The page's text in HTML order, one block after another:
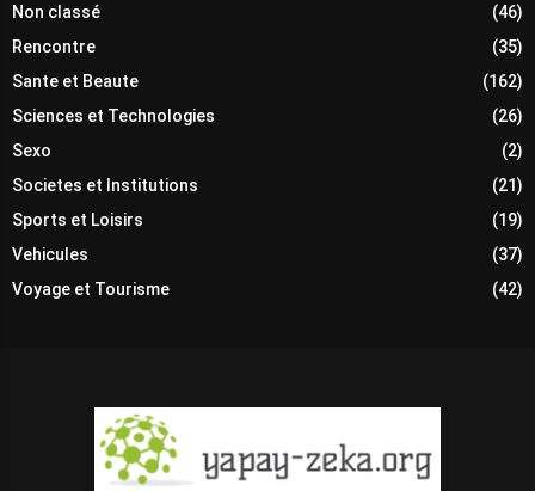
Non classé
(46)
Rencontre
(35)
Sante et Beaute
(162)
Sciences et Technologies
(26)
Sexo
(2)
Societes et Institutions
(21)
Sports et Loisirs
(19)
Vehicules
(37)
Voyage et Tourisme
(42)